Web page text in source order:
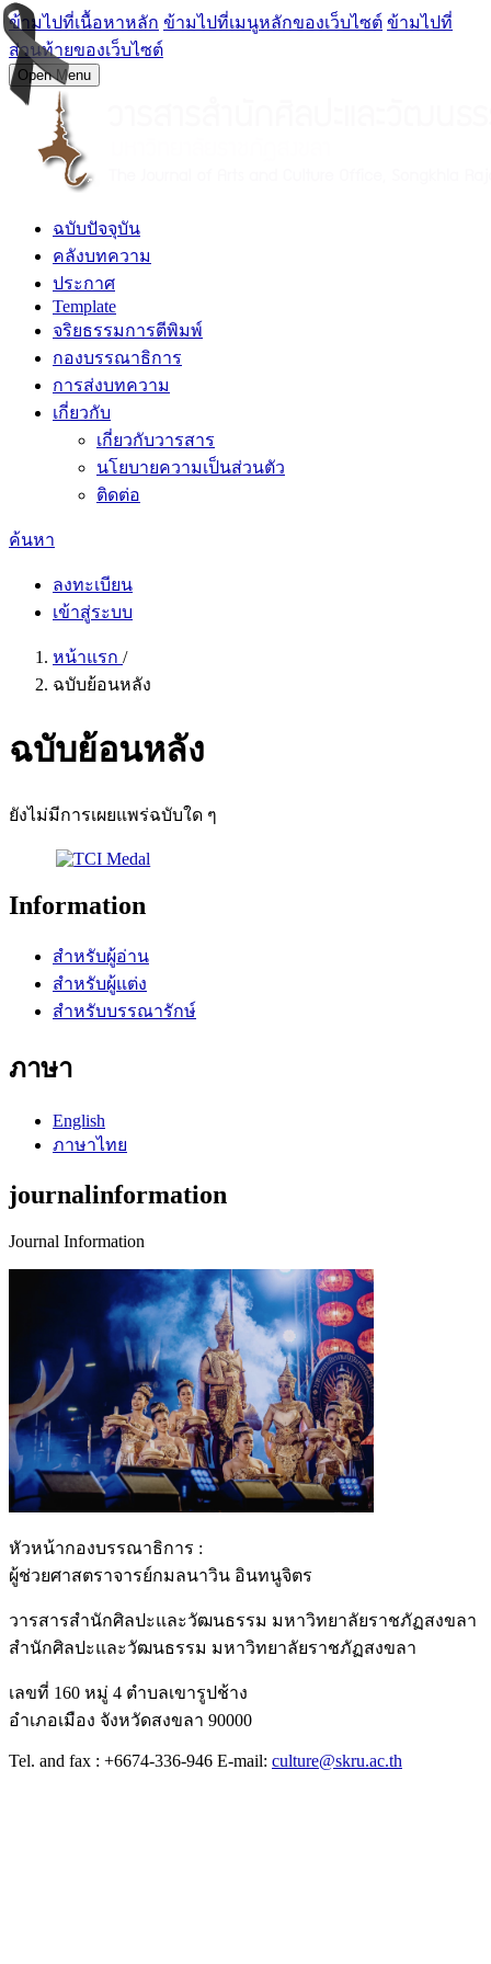
ข้ามไปที่เนื้อหาหลัก ข้ามไปที่เมนูหลักของเว็บไซต์ ข้ามไปที่
ส่วนท้ายของเว็บไซต์
Open Menu
ฉบับปัจจุบัน
คลังบทความ
ประกาศ
Template
จริยธรรมการตีพิมพ์
กองบรรณาธิการ
การส่งบทความ
เกี่ยวกับ
เกี่ยวกับวารสาร
นโยบายความเป็นส่วนตัว
ติดต่อ
ค้นหา
ลงทะเบียน
เข้าสู่ระบบ
หน้าแรก /
ฉบับย้อนหลัง
ฉบับย้อนหลัง
ยังไม่มีการเผยแพร่ฉบับใด ๆ
Information
สำหรับผู้อ่าน
สำหรับผู้แต่ง
สำหรับบรรณารักษ์
ภาษา
English
ภาษาไทย
journalinformation
Journal Information
หัวหน้ากองบรรณาธิการ :
ผู้ช่วยศาสตราจารย์กมลนาวิน อินทนูจิตร
วารสารสำนักศิลปะและวัฒนธรรม มหาวิทยาลัยราชภัฏสงขลา
สำนักศิลปะและวัฒนธรรม มหาวิทยาลัยราชภัฏสงขลา
เลขที่ 160 หมู่ 4 ตำบลเขารูปช้าง
อำเภอเมือง จังหวัดสงขลา 90000
Tel. and fax : +6674-336-946 E-mail: culture@skru.ac.th